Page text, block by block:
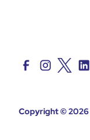
Copyright © 2026